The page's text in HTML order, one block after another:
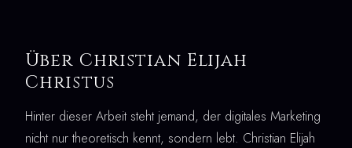
Über Christian Elijah
Christus
Hinter dieser Arbeit steht jemand, der digitales Marketing
nicht nur theoretisch kennt, sondern lebt. Christian Elijah